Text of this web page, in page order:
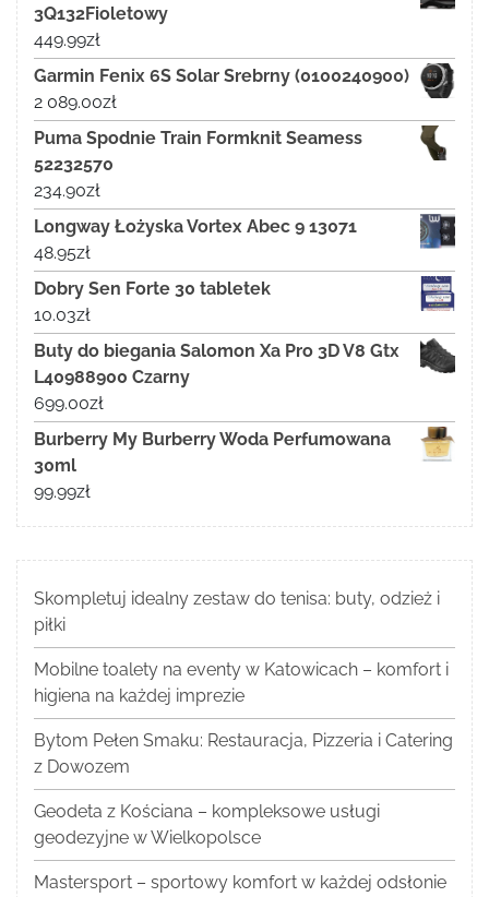
3Q132Fioletowy
449.99zł
Garmin Fenix 6S Solar Srebrny (0100240900)
2 089.00zł
Puma Spodnie Train Formknit Seamess
52232570
234.90zł
Longway Łożyska Vortex Abec 9 13071
48.95zł
Dobry Sen Forte 30 tabletek
10.03zł
Buty do biegania Salomon Xa Pro 3D V8 Gtx
L40988900 Czarny
699.00zł
Burberry My Burberry Woda Perfumowana
30ml
99.99zł
Skompletuj idealny zestaw do tenisa: buty, odzież i
piłki
Mobilne toalety na eventy w Katowicach – komfort i
higiena na każdej imprezie
Bytom Pełen Smaku: Restauracja, Pizzeria i Catering
z Dowozem
Geodeta z Kościana – kompleksowe usługi
geodezyjne w Wielkopolsce
Mastersport – sportowy komfort w każdej odsłonie